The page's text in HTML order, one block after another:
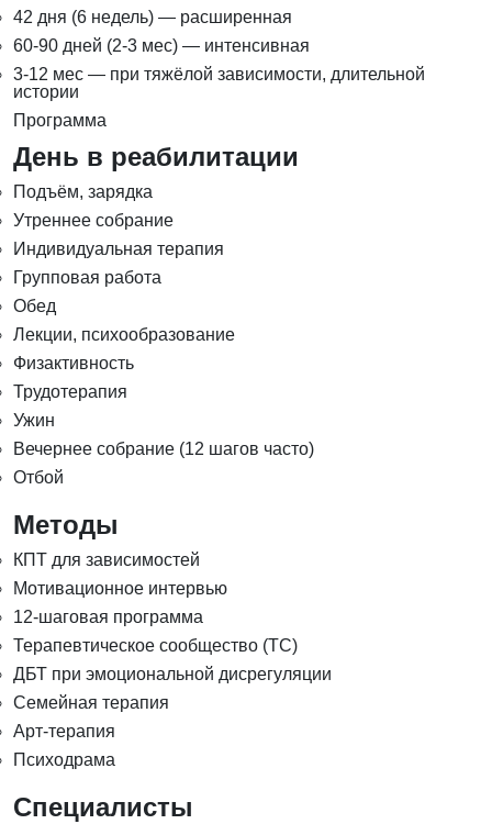
42 дня (6 недель) — расширенная
60-90 дней (2-3 мес) — интенсивная
3-12 мес — при тяжёлой зависимости, длительной
истории
Программа
День в реабилитации
Подъём, зарядка
Утреннее собрание
Индивидуальная терапия
Групповая работа
Обед
Лекции, психообразование
Физактивность
Трудотерапия
Ужин
Вечернее собрание (12 шагов часто)
Отбой
Методы
КПТ для зависимостей
Мотивационное интервью
12-шаговая программа
Терапевтическое сообщество (ТС)
ДБТ при эмоциональной дисрегуляции
Семейная терапия
Арт-терапия
Психодрама
Специалисты